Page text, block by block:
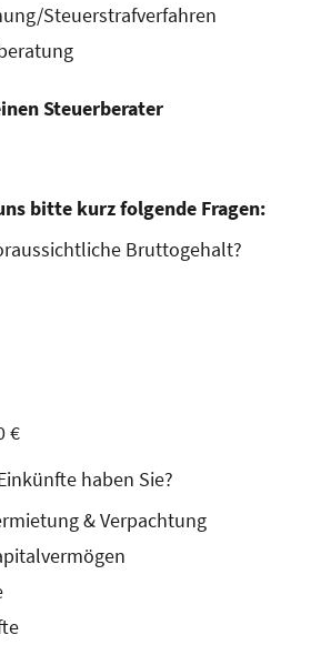
Steuerstrafverfahren
Steuerberater
bitte kurz folgende Fragen:
Bruttogehalt?
€
haben Sie?
& Verpachtung